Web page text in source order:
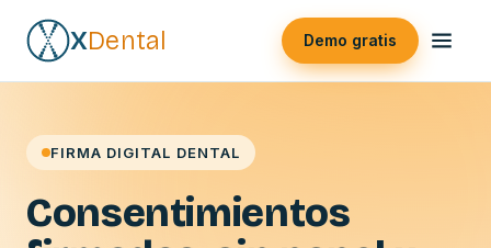
XDental Demo gratis
FIRMA DIGITAL DENTAL
Consentimientos